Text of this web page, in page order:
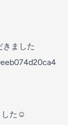
きました
した☺️